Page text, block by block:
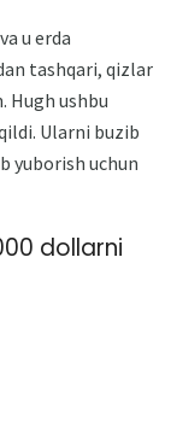
u erda
tashqari, qizlar
ushbu
Ularni buzib
yuborish uchun
dollarni